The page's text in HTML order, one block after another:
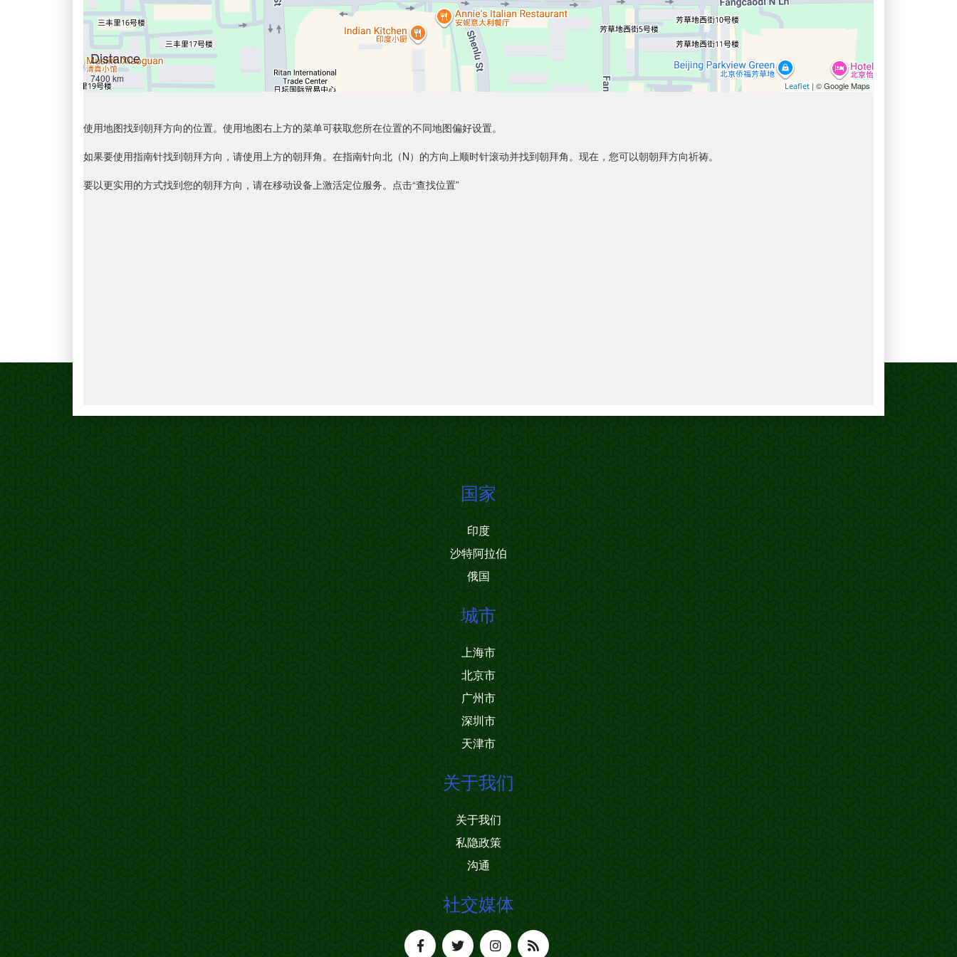
Distance
7400 km
Leaflet | © Google Maps
使用地图找到朝拜方向的位置。使用地图右上方的菜单可获取您所在位置的不同地图偏好设置。
如果要使用指南针找到朝拜方向，请使用上方的朝拜角。在指南针向北（N）的方向上顺时针滚动并找到朝拜角。现在，您可以朝朝拜方向祈祷。
要以更实用的方式找到您的朝拜方向，请在移动设备上激活定位服务。点击“查找位置”
国家
印度
沙特阿拉伯
俄国
城市
上海市
北京市
广州市
深圳市
天津市
关于我们
关于我们
私隐政策
沟通
社交媒体